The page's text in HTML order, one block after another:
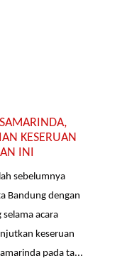
KESERUAN
INI
sebelumnya
Bandung dengan
acara
keseruan
pada ta...